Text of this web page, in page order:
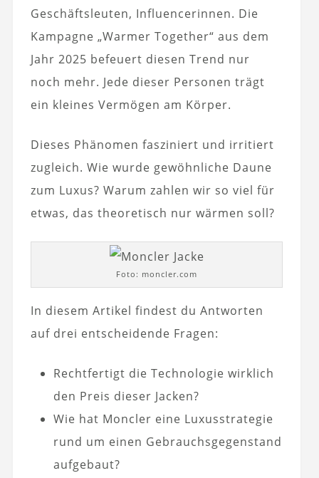
Geschäftsleuten, Influencerinnen. Die
Kampagne „Warmer Together“ aus dem
Jahr 2025 befeuert diesen Trend nur
noch mehr. Jede dieser Personen trägt
ein kleines Vermögen am Körper.
Dieses Phänomen fasziniert und irritiert
zugleich. Wie wurde gewöhnliche Daune
zum Luxus? Warum zahlen wir so viel für
etwas, das theoretisch nur wärmen soll?
Foto: moncler.com
In diesem Artikel findest du Antworten
auf drei entscheidende Fragen:
Rechtfertigt die Technologie wirklich
den Preis dieser Jacken?
Wie hat Moncler eine Luxusstrategie
rund um einen Gebrauchsgegenstand
aufgebaut?